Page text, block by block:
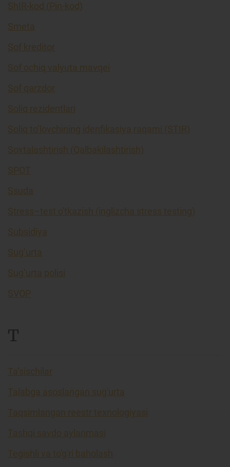
ShIR-kod (Pin-kod)
Smeta
Sof kreditor
Sof ochiq valyuta mavqei
Sof qarzdor
Soliq rezidentlari
Soliq to’lovchining idenfikasiya raqami (STIR)
Soxtalashtirish (Qalbakilashtirish)
SPOT
Ssuda
Stress–test o'tkazish (inglizcha stress testing)
Subsidiya
Sug’urta
Sug’urta polisi
SVOP
T
Ta’sischilar
Talabga asoslangan sug'urta
Taqsimlangan reestr texnologiyasi
Tashqi savdo aylanmasi
Tegishli va to'g'ri baholash